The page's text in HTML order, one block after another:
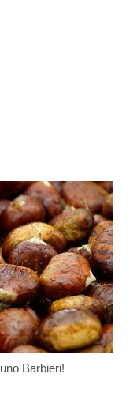
Barbieri!